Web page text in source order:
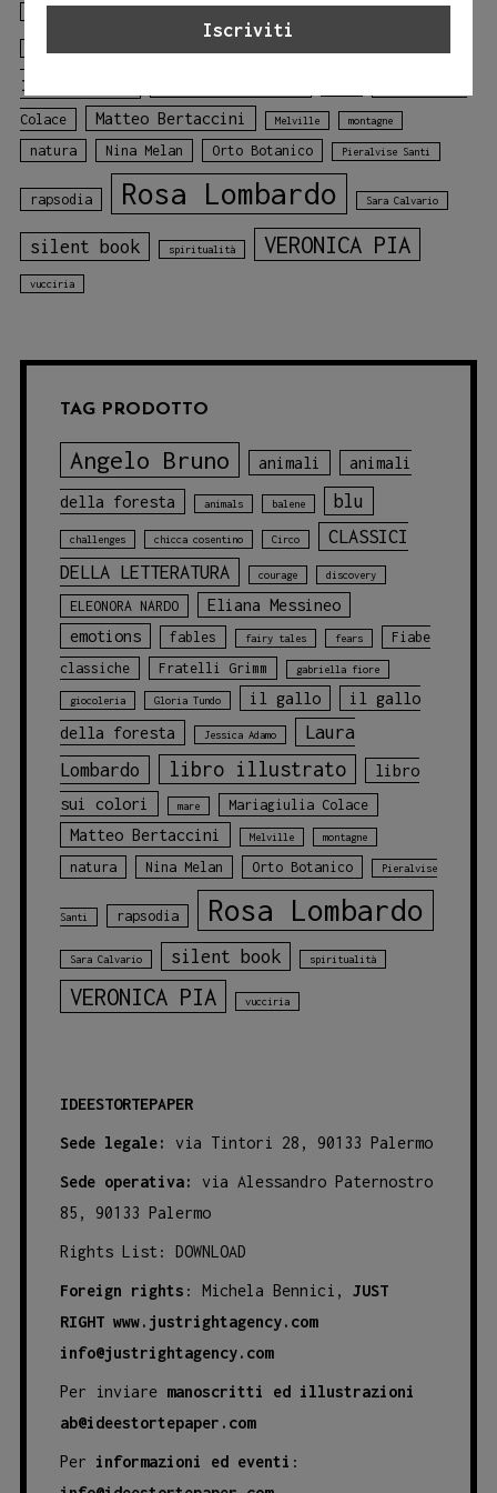
il gallo il gallo della foresta
illustrato
Colace
Matteo Bertaccini Melville montagne
natura Nina Melan Orto Botanico Pieralvise Santi
rapsodia Rosa Lombardo Sara Calvario
silent book spiritualità VERONICA PIA
vucciria
TAG PRODOTTO
Angelo Bruno animali animali
della foresta animals balene blu
challenges chicca cosentino Circo
CLASSICI
DELLA LETTERATURA
courage discovery
ELEONORA NARDO
Eliana Messineo
emotions
fables fairy tales fears
Fiabe
classiche
Fratelli Grimm gabriella fiore
giocoleria Gloria Tundo il gallo
il gallo
della foresta
Jessica Adamo
Laura
Lombardo
libro illustrato
libro
sui colori
mare Mariagiulia Colace
Matteo Bertaccini Melville montagne
natura Nina Melan Orto Botanico Pieralvise
Santi rapsodia Rosa Lombardo
Sara Calvario silent book spiritualità
VERONICA PIA vucciria
IDEESTORTEPAPER
Sede legale: via Tintori 28, 90133 Palermo
Sede operativa:
via Alessandro Paternostro
85, 90133 Palermo
Rights List: DOWNLOAD
Foreign rights : Michela Bennici, JUST
RIGHT www.justrightagency.com
info@justrightagency.com
Per inviare manoscritti ed illustrazioni
ab@ideestortepaper.com
Per informazioni ed eventi :